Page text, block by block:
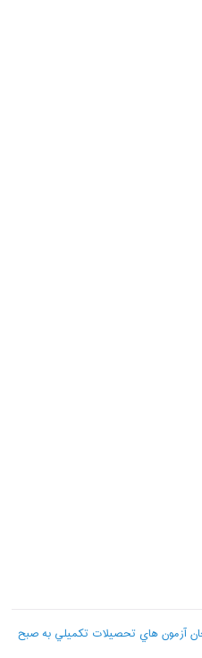
آزمون هاي تحصيلات تکميلي به صبح